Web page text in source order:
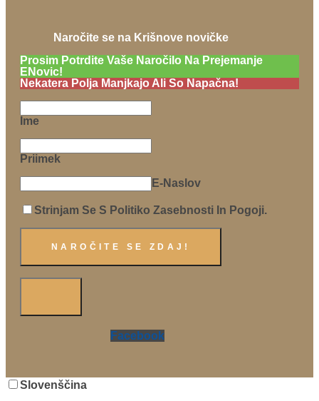
Naročite se na Krišnove novičke
Prosim Potrdite Vaše Naročilo Na Prejemanje
ENovic!
Nekatera Polja Manjkajo Ali So Napačna!
Ime
Priimek
E-Naslov
Strinjam Se S Politiko Zasebnosti In Pogoji.
Facebook
Slovenščina